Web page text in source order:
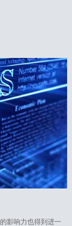
影响力也得到进一